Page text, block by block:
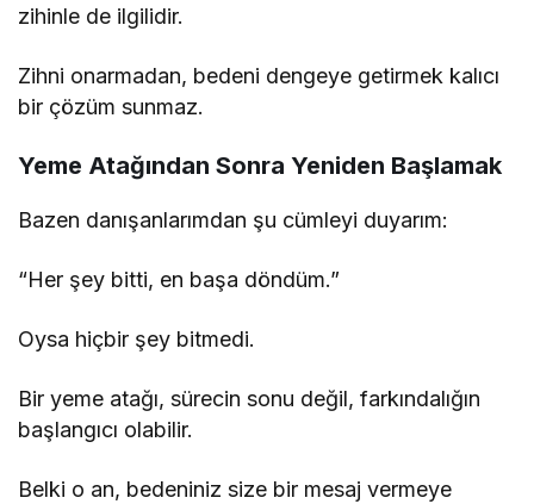
zihinle de ilgilidir.
Zihni onarmadan, bedeni dengeye getirmek kalıcı
bir çözüm sunmaz.
Yeme Atağından Sonra Yeniden Başlamak
Bazen danışanlarımdan şu cümleyi duyarım:
“Her şey bitti, en başa döndüm.”
Oysa hiçbir şey bitmedi.
Bir yeme atağı, sürecin sonu değil, farkındalığın
başlangıcı olabilir.
Belki o an, bedeniniz size bir mesaj vermeye